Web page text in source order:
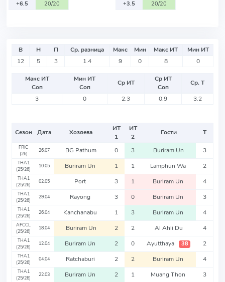
+6.5
20/20
+3.5
20/20
В Н П Ср. разница Макс Мин Макс ИТ
Мин ИТ
12
5 3 1.4 9 0 8 0
Макс ИТ
Соп
Мин ИТ
Соп
Ср ИТ
Ср ИТ
Соп
Ср. Т
3
0 2.3 0.9 3.2
Сезон Дата Хозяева
ИТ
1
ИТ
2
Гости Т
FRIC
(26)
26.07 BG Pathum 0 3 Buriram Un 3
THA1
(25/26)
10.05 Buriram Un 1 1 Lamphun Wa 2
THA1
(25/26)
02.05 Port 3 1 Buriram Un 4
THA1
(25/26)
29.04 Rayong 3 0 Buriram Un 3
THA1
(25/26)
26.04 Kanchanabu 1 3 Buriram Un 4
AFCCL
(25/26)
18.04 Buriram Un 2 2 Al Ahli Du 4
THA1
(25/26)
12.04 Buriram Un 2 0 Ayutthaya 38 2
THA1
(25/26)
04.04 Ratchaburi 2 2 Buriram Un 4
THA1
(25/26)
22.03 Buriram Un 2 1 Muang Thon 3